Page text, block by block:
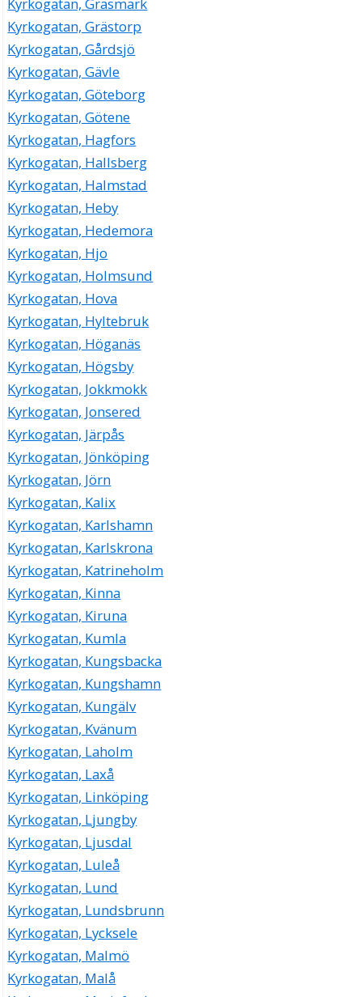
Kyrkogatan, Gräsmark
Kyrkogatan, Grästorp
Kyrkogatan, Gårdsjö
Kyrkogatan, Gävle
Kyrkogatan, Göteborg
Kyrkogatan, Götene
Kyrkogatan, Hagfors
Kyrkogatan, Hallsberg
Kyrkogatan, Halmstad
Kyrkogatan, Heby
Kyrkogatan, Hedemora
Kyrkogatan, Hjo
Kyrkogatan, Holmsund
Kyrkogatan, Hova
Kyrkogatan, Hyltebruk
Kyrkogatan, Höganäs
Kyrkogatan, Högsby
Kyrkogatan, Jokkmokk
Kyrkogatan, Jonsered
Kyrkogatan, Järpås
Kyrkogatan, Jönköping
Kyrkogatan, Jörn
Kyrkogatan, Kalix
Kyrkogatan, Karlshamn
Kyrkogatan, Karlskrona
Kyrkogatan, Katrineholm
Kyrkogatan, Kinna
Kyrkogatan, Kiruna
Kyrkogatan, Kumla
Kyrkogatan, Kungsbacka
Kyrkogatan, Kungshamn
Kyrkogatan, Kungälv
Kyrkogatan, Kvänum
Kyrkogatan, Laholm
Kyrkogatan, Laxå
Kyrkogatan, Linköping
Kyrkogatan, Ljungby
Kyrkogatan, Ljusdal
Kyrkogatan, Luleå
Kyrkogatan, Lund
Kyrkogatan, Lundsbrunn
Kyrkogatan, Lycksele
Kyrkogatan, Malmö
Kyrkogatan, Malå